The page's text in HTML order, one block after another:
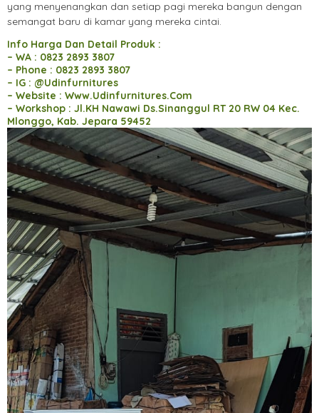
yang menyenangkan dan setiap pagi mereka bangun dengan
semangat baru di kamar yang mereka cintai.
Info Harga Dan Detail Produk :
– WA : 0823 2893 3807
– Phone : 0823 2893 3807
– IG : @Udinfurnitures
– Website : Www.Udinfurnitures.Com
– Workshop : Jl.KH Nawawi Ds.Sinanggul RT 20 RW 04 Kec.
Mlonggo, Kab. Jepara 59452